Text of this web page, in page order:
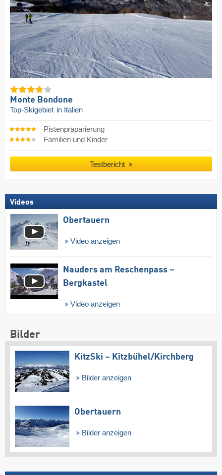
Monte Bondone
Top-Skigebiet in Italien
Pistenpräparierung
Familien und Kinder
Testbericht
Videos
Obertauern
Video anzeigen
Nauders am Reschenpass –
Bergkastel
Video anzeigen
Bilder
KitzSki – Kitzbühel/​Kirchberg
Bilder anzeigen
Obertauern
Bilder anzeigen